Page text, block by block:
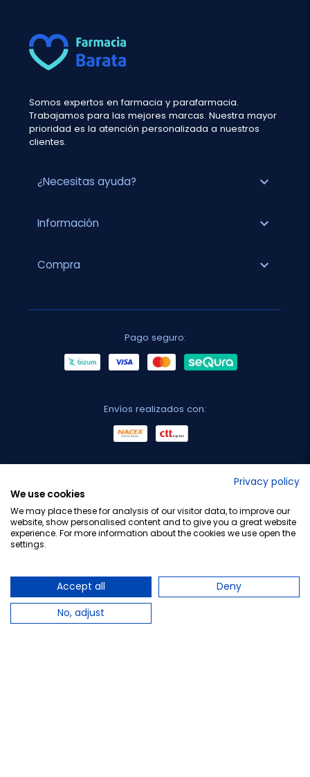
Somos expertos en farmacia y parafarmacia.
Trabajamos para las mejores marcas. Nuestra mayor
prioridad es la atención personalizada a nuestros
clientes.
¿Necesitas ayuda? expand_more
Información expand_more
Compra expand_more
Pago seguro:
Envíos realizados con:
Privacy policy
We use cookies
We may place these for analysis of our visitor data, to improve our
website, show personalised content and to give you a great website
experience. For more information about the cookies we use open the
settings.
Accept all
Deny
No, adjust